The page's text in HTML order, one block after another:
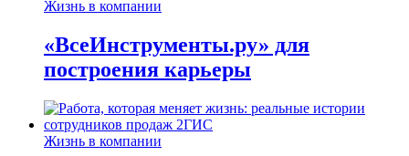
Жизнь в компании
«ВсеИнструменты.ру» для
построения карьеры
Жизнь в компании